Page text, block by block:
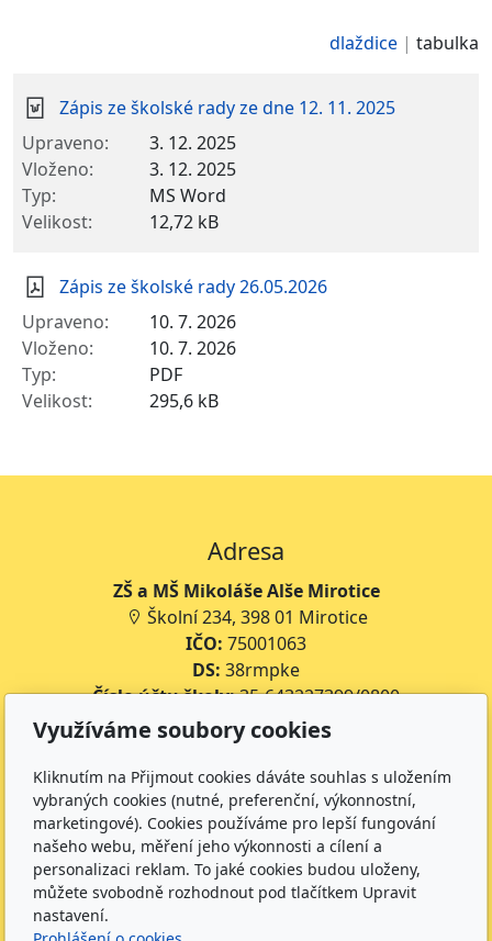
dlaždice tabulka
Zápis ze školské rady ze dne 12. 11. 2025
3. 12. 2025
3. 12. 2025
MS Word
12,72 kB
Zápis ze školské rady 26.05.2026
10. 7. 2026
10. 7. 2026
PDF
295,6 kB
Adresa
ZŠ a MŠ Mikoláše Alše Mirotice
Školní 234, 398 01 Mirotice
IČO: 75001063
DS: 38rmpke
Číslo účtu školy:35-643227399/0800
Číslo účtu jídelny:643227399/0800
Kontakt
+420 734 316 620 - Ředitel školy
+420 733 539 322 - Zástupce ředitele pro předškolní
vzdělávání
+420 733 539 323 - Školní družina
Využíváme soubory cookies
Kliknutím na Přijmout cookies dáváte souhlas s uložením
vybraných cookies (nutné, preferenční, výkonnostní,
marketingové). Cookies používáme pro lepší fungování
našeho webu, měření jeho výkonnosti a cílení a
personalizaci reklam. To jaké cookies budou uloženy,
můžete svobodně rozhodnout pod tlačítkem Upravit
nastavení.